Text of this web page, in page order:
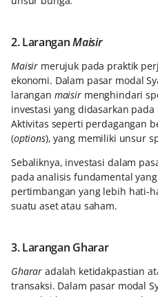
2. LaranganMaisir
Maisir merujuk pada praktik
ekonomi. Dalam pasar modal
larangan maisirmenghindari
investasi yang didasarkan
Aktivitas seperti perdagangan
(options), yang memiliki unsur
Sebaliknya, investasi dalam
pada analisis fundamental
pertimbangan yang lebih hati-
suatu aset atau saham.
3. Larangan Gharar
Gharar adalah ketidakpastian
transaksi. Dalam pasar modal